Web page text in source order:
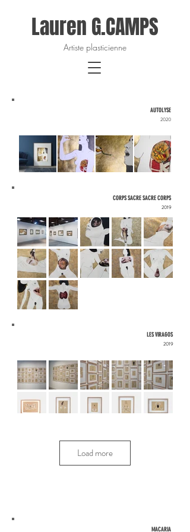
Lauren G.CAMPS
Artiste plasticienne
AUTOLYSE
2020
CORPS SACRE SACRE CORPS
2019
LES VIRAGOS
2019
Load more
MACARIA